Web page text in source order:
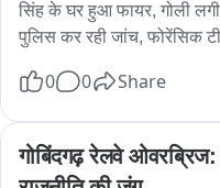
सिंह के घर हुआ फायर, गोली
पुलिस कर रही जांच, फोरेंसिक
बनाकर फायरिंग कर दी। घर के
हुई इलाके में हड़कंप मच गया
सूचना मिलते ही पुलिस और
0 0 Share
गोबिंदगढ़ रेलवे